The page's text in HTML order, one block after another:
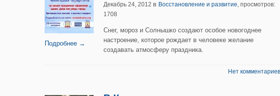
Подробнее →
Декабрь 24, 2012 в Восстановление и развитие, просмотров:
1708
Снег, мороз и Солнышко создают особое новогоднее
настроение, которое рождает в человеке желание
создавать атмосферу праздника.
Нет